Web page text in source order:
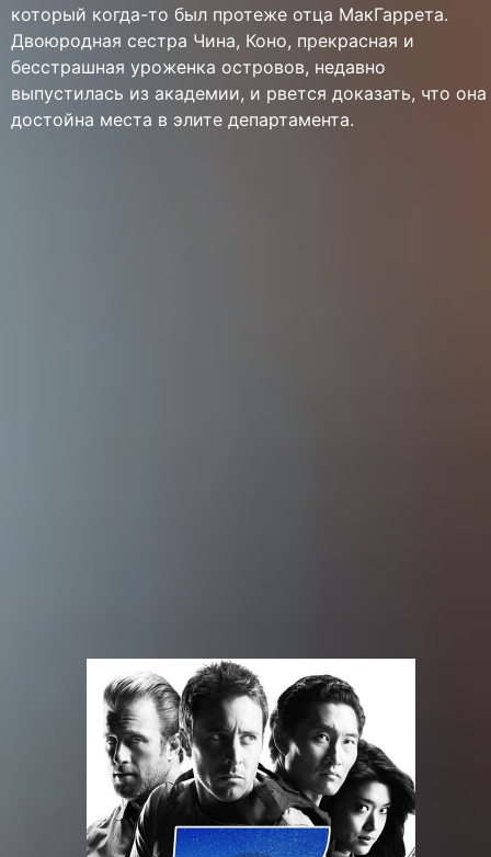
который когда-то был протеже отца МакГаррета.
Двоюродная сестра Чина, Коно, прекрасная и
бесстрашная уроженка островов, недавно
выпустилась из академии, и рвется доказать, что она
достойна места в элите департамента.